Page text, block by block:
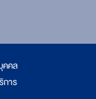
คคล
การ